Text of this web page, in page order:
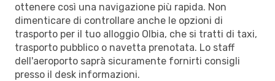
ottenere così una navigazione più rapida. Non
dimenticare di controllare anche le opzioni di
trasporto per il tuo alloggio Olbia, che si tratti di taxi,
trasporto pubblico o navetta prenotata. Lo staff
dell'aeroporto saprà sicuramente fornirti consigli
presso il desk informazioni.